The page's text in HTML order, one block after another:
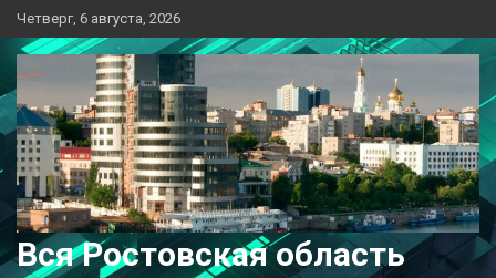
Перейти
к
содержимому
Четверг, 6 августа, 2026
Вся Ростовская область